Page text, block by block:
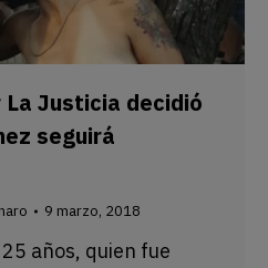
Justicia decidió
seguirá
9 marzo, 2018
años, quien fue